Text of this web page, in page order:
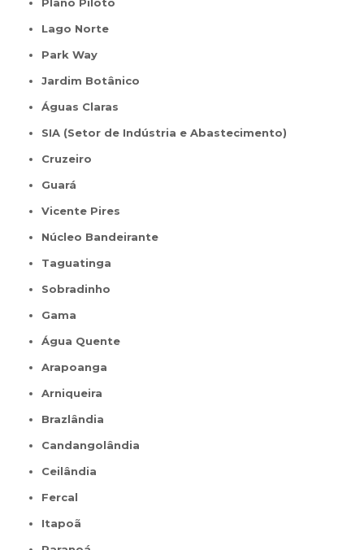
Plano Piloto
Lago Norte
Park Way
Jardim Botânico
Águas Claras
SIA (Setor de Indústria e Abastecimento)
Cruzeiro
Guará
Vicente Pires
Núcleo Bandeirante
Taguatinga
Sobradinho
Gama
Água Quente
Arapoanga
Arniqueira
Brazlândia
Candangolândia
Ceilândia
Fercal
Itapoã